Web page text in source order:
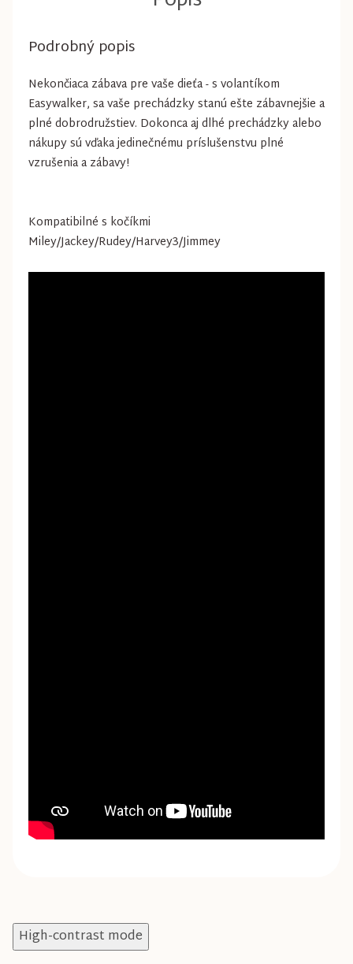
Podrobný popis
Nekončiaca zábava pre vaše dieťa - s volantíkom
Easywalker, sa vaše prechádzky stanú ešte zábavnejšie a
plné dobrodružstiev. Dokonca aj dlhé prechádzky alebo
nákupy sú vďaka jedinečnému príslušenstvu plné
vzrušenia a zábavy!
Kompatibilné s kočíkmi
Miley/Jackey/Rudey/Harvey3/Jimmey
High-contrast mode